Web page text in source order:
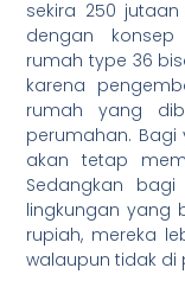
sekira 250
dengan
rumah type 36
karena
rumah yang
perumahan. Bagi
akan tetap
Sedangkan
lingkungan yang
rupiah, mereka
walaupun tidak di